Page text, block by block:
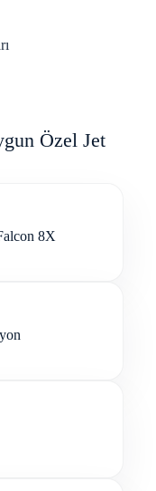
Özel Jet
8X